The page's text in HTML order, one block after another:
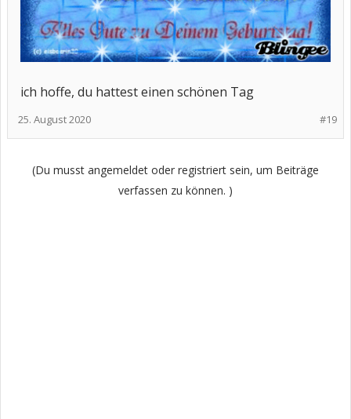
ich hoffe, du hattest einen schönen Tag
#19
25. August 2020
(Du musst angemeldet oder registriert sein, um Beiträge
verfassen zu können. )